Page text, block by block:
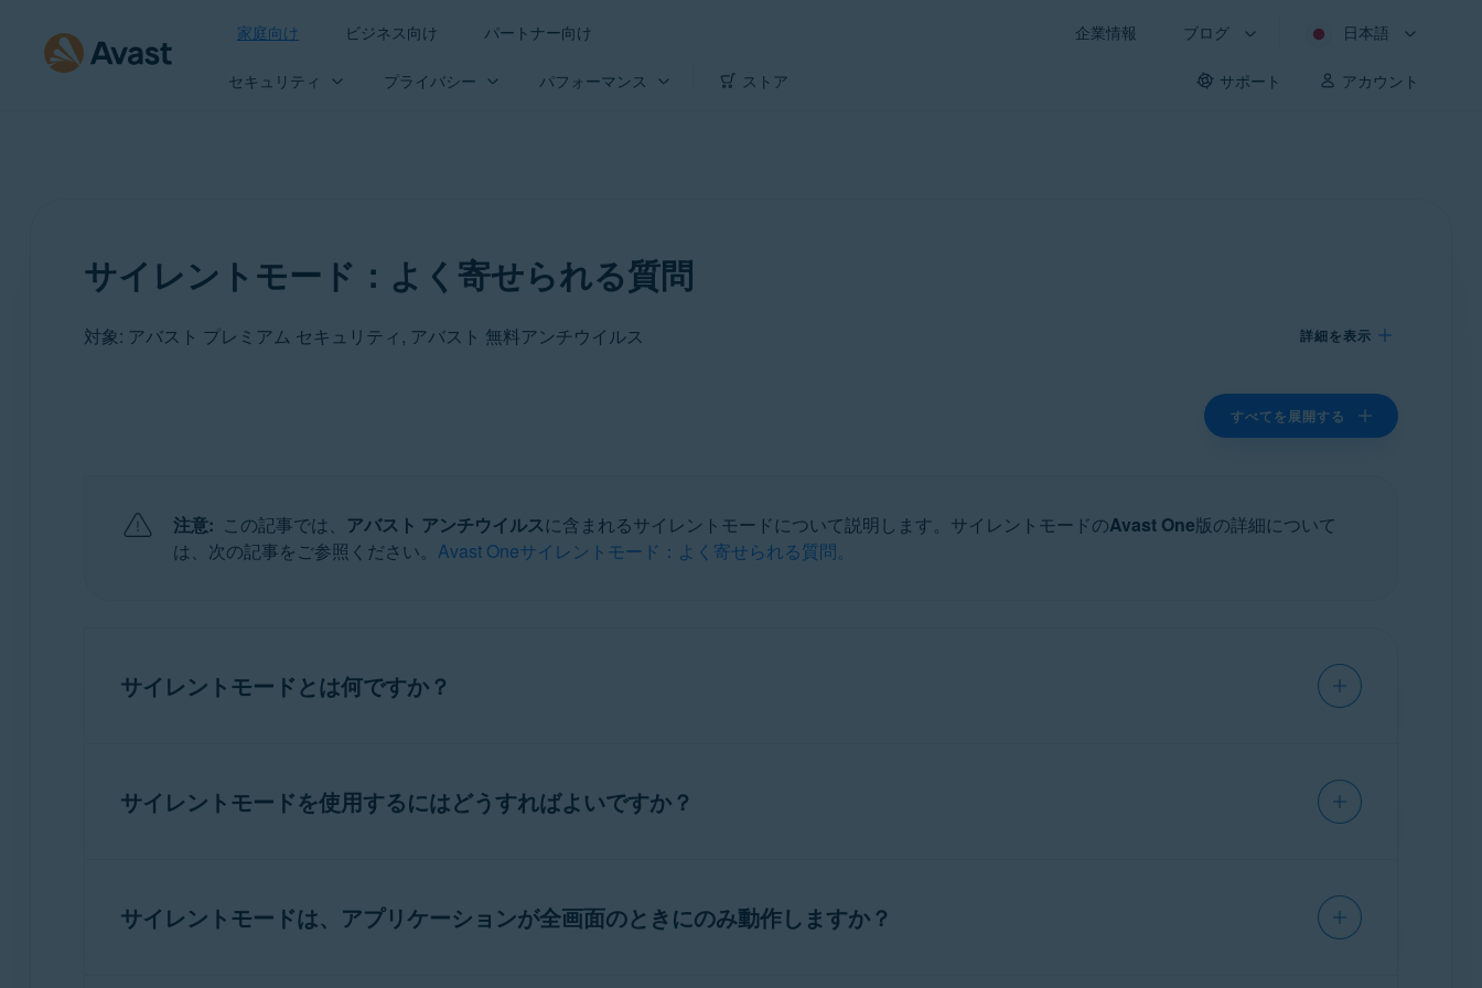
家庭向け ビジネス向け パートナー向け 企業情報 ブログ 日本語
セキュリティ プライバシー パフォーマンス ストア サポート アカウント
サイレントモード：よく寄せられる質問
対象: アバスト プレミアム セキュリティ, アバスト 無料アンチウイルス 詳細を表示
オペレーティング システム:
すべてを展開する
注意: この記事では、 アバスト アンチウイルスに含まれるサイレントモードについて説明します。サイレントモードのAvast One版の詳細について
は、次の記事をご参照ください。 Avast Oneサイレントモード：よく寄せられる質問。
サイレントモードとは何ですか？
す。ユーザーがアプリケーションを全画面で開くと、サイレントモードが自動的にそのアプリケーションを検知して、アプリケーションのリストに追加
します。このリストのエントリからアプリケーションを全画面で実行すると、サイレントモードが自動的に起動し、Windows、アバスト アンチウイル
サイレントモードを使用するにはどうすればよいですか？
サイレントモード: はじめに
サイレントモードは、アプリケーションが全画面のときにのみ動作しますか？